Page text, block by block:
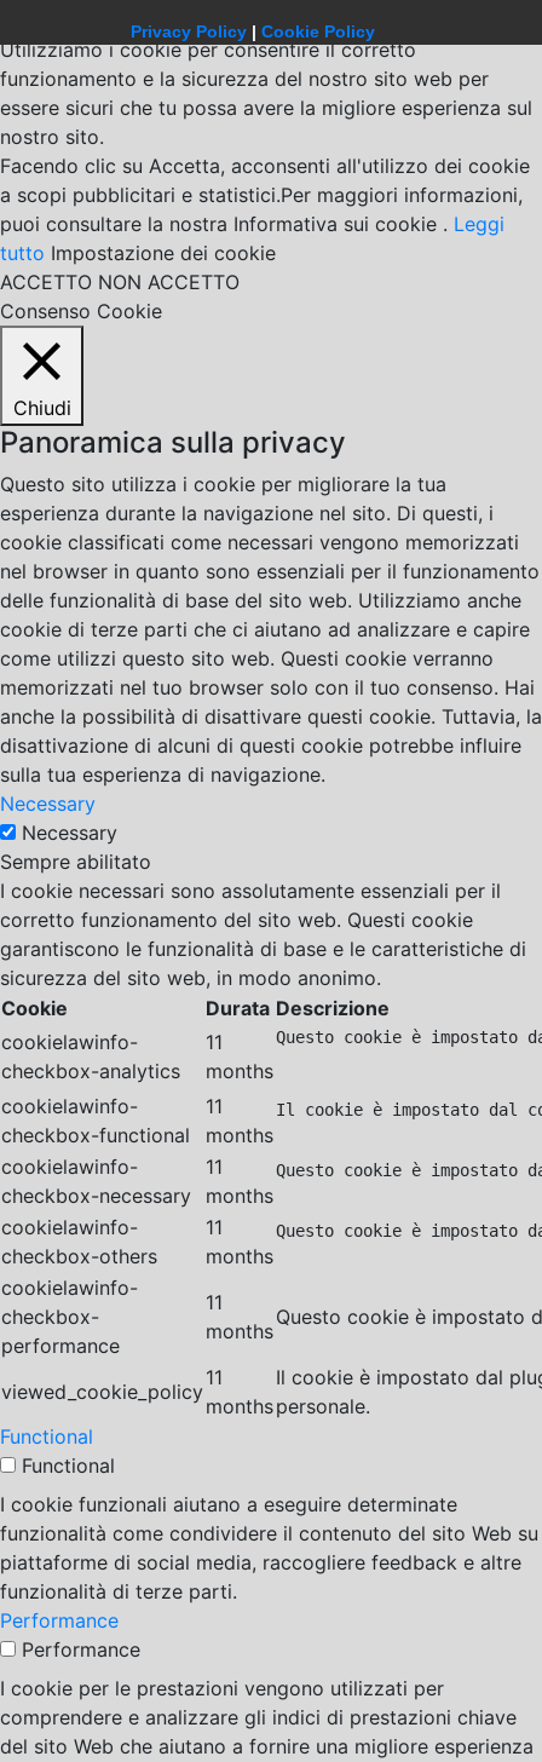
Privacy Policy | Cookie Policy
Utilizziamo i cookie per consentire il corretto
funzionamento e la sicurezza del nostro sito web per
essere sicuri che tu possa avere la migliore esperienza sul
nostro sito.
Facendo clic su Accetta, acconsenti all'utilizzo dei cookie
a scopi pubblicitari e statistici.Per maggiori informazioni,
puoi consultare la nostra Informativa sui cookie . Leggi
tutto Impostazione dei cookie
ACCETTO NON ACCETTO
Consenso Cookie
Chiudi
Panoramica sulla privacy
Questo sito utilizza i cookie per migliorare la tua
esperienza durante la navigazione nel sito. Di questi, i
cookie classificati come necessari vengono memorizzati
nel browser in quanto sono essenziali per il funzionamento
delle funzionalità di base del sito web. Utilizziamo anche
cookie di terze parti che ci aiutano ad analizzare e capire
come utilizzi questo sito web. Questi cookie verranno
memorizzati nel tuo browser solo con il tuo consenso. Hai
anche la possibilità di disattivare questi cookie. Tuttavia, la
disattivazione di alcuni di questi cookie potrebbe influire
sulla tua esperienza di navigazione.
Necessary
Necessary
Sempre abilitato
I cookie necessari sono assolutamente essenziali per il
corretto funzionamento del sito web. Questi cookie
garantiscono le funzionalità di base e le caratteristiche di
sicurezza del sito web, in modo anonimo.
Cookie
Durata Descrizione
cookielawinfo-
checkbox-analytics
11
months
Questo cookie è
cookielawinfo-
checkbox-functional
11
months
Il cookie è impostato dal
cookielawinfo-
checkbox-necessary
11
months
Questo cookie è impostato
cookielawinfo-
checkbox-others
11
months
Questo cookie è
cookielawinfo-
checkbox-
performance
11
months
Questo cookie è impostato
viewed_cookie_policy
11
months
Il cookie è impostato dal
personale.
Functional
Functional
I cookie funzionali aiutano a eseguire determinate
funzionalità come condividere il contenuto del sito Web su
piattaforme di social media, raccogliere feedback e altre
funzionalità di terze parti.
Performance
Performance
I cookie per le prestazioni vengono utilizzati per
comprendere e analizzare gli indici di prestazioni chiave
del sito Web che aiutano a fornire una migliore esperienza